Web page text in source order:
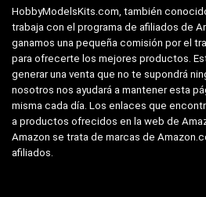
HobbyModelsKits.com, también
trabaja con el programa de afiliados de
ganamos una pequeña comisión por el
para ofrecerte los mejores productos.
generar una venta que no te supondrá
nosotros nos ayudará a mantener esta
misma cada día. Los enlaces que
a productos ofrecidos en la web de
Amazon se trata de marcas de
afiliados.